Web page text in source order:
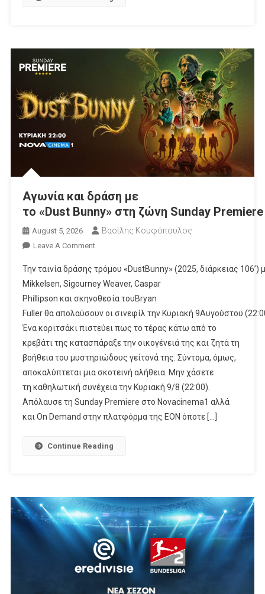
Αγωνία και δράση με
το «Dust Bunny» στη ζώνη Sunday
August 5, 2026 Βασίλης Κουφόπουλος
Leave A CommentOn
Το «Dust Bunny» Στη Ζώνη Sunday Premiere Της
Την ταινία δράσης τρόμου «DustBunny» (2025, διάρκειας 106’)
Mikkelsen, Sigourney Weaver, Caspar
Phillipson και σκηνοθεσία τουBryan
Fuller θα απολαύσουν οι σινεφίλ την Κυριακή 9Αυγούστου
Ένα κοριτσάκι πιστεύει πως το τέρας κάτω από το
κρεβάτι της κατασπάραξε την οικογένειά της και ζητά τη
βοήθεια του μυστηριώδους γείτονά της. Σύντομα, όμως,
αποκαλύπτεται μια σκοτεινή αλήθεια. Μην χάσετε
τη καθηλωτική συνέχεια την Κυριακή 9/8 (22:00).
Απόλαυσε τη Sunday Premiere στο Novacinema1 αλλά
και On Demand στην πλατφόρμα της ΕΟΝ όποτε […]
Continue Reading